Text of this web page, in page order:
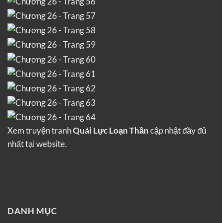
Xem truyện tranhQuái Lực Loạn Thầncập nhật đầy đủ
nhất tại website.
DANH MỤC